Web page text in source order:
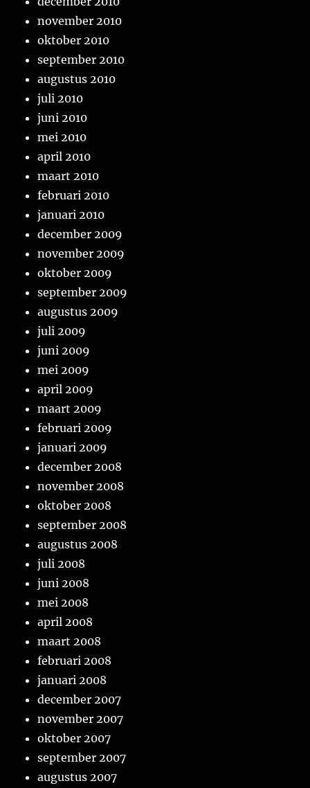
november 2010
oktober 2010
september 2010
augustus 2010
juli 2010
juni 2010
mei 2010
april 2010
maart 2010
februari 2010
januari 2010
december 2009
november 2009
oktober 2009
september 2009
augustus 2009
juli 2009
juni 2009
mei 2009
april 2009
maart 2009
februari 2009
januari 2009
december 2008
november 2008
oktober 2008
september 2008
augustus 2008
juli 2008
juni 2008
mei 2008
april 2008
maart 2008
februari 2008
januari 2008
december 2007
november 2007
oktober 2007
september 2007
augustus 2007